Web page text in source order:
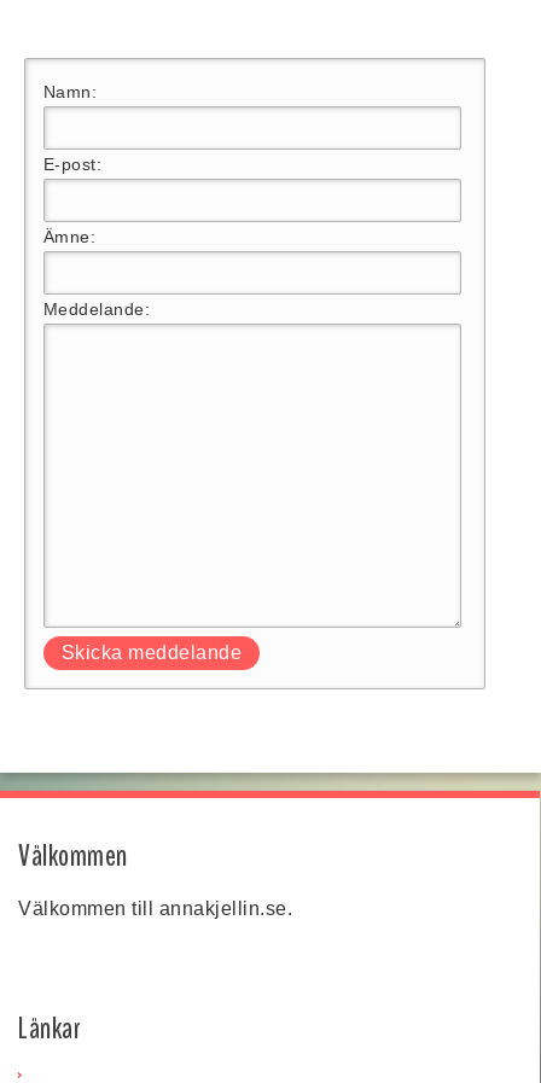
Namn:
E-post:
Ämne:
Meddelande:
Välkommen
Välkommen till annakjellin.se.
Länkar